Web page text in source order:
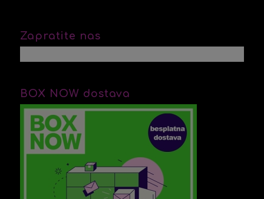
Zapratite nas
BOX NOW dostava